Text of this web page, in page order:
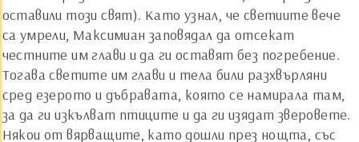
оставили този свят). Като узнал, че светиите вече
са умрели, Максимиан заповядал да отсекат
честните им глави и да ги оставят без погребение.
Тогава светите им глави и тела били разхвърляни
сред езерото и дъбравата, която се намирала там,
за да ги изкълват птиците и да ги изядат зверовете.
Някои от вярващите, като дошли през нощта, със